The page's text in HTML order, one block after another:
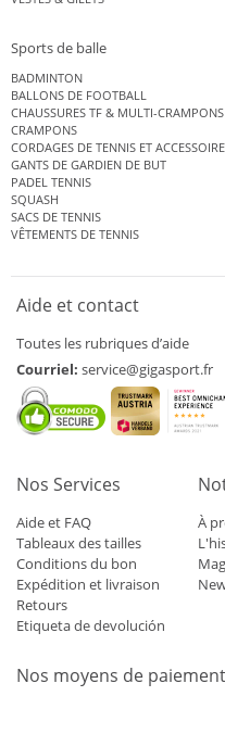
Sports de balle
BADMINTON
BALLONS DE FOOTBALL
CHAUSSURES TF & MULTI-CRAMPONS
CRAMPONS
CORDAGES DE TENNIS ET
GANTS DE GARDIEN DE BUT
PADEL TENNIS
SQUASH
SACS DE TENNIS
VÊTEMENTS DE TENNIS
Aide et contact
Toutes les rubriques d’aide
Courriel: service@gigasport.fr
Nos Services
Aide et FAQ
Tableaux des tailles
Conditions du bon
Expédition et livraison
Retours
Etiqueta de devolución
À
Nos moyens de paiement